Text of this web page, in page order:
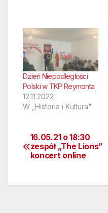
Dzień Niepodległości
Polski w TKP Reymonta
12.11.2022
W „Historia i Kultura"
Nawigacja
wpisu
16.05.21 o 18:30
zespół „The Lions”
koncert online